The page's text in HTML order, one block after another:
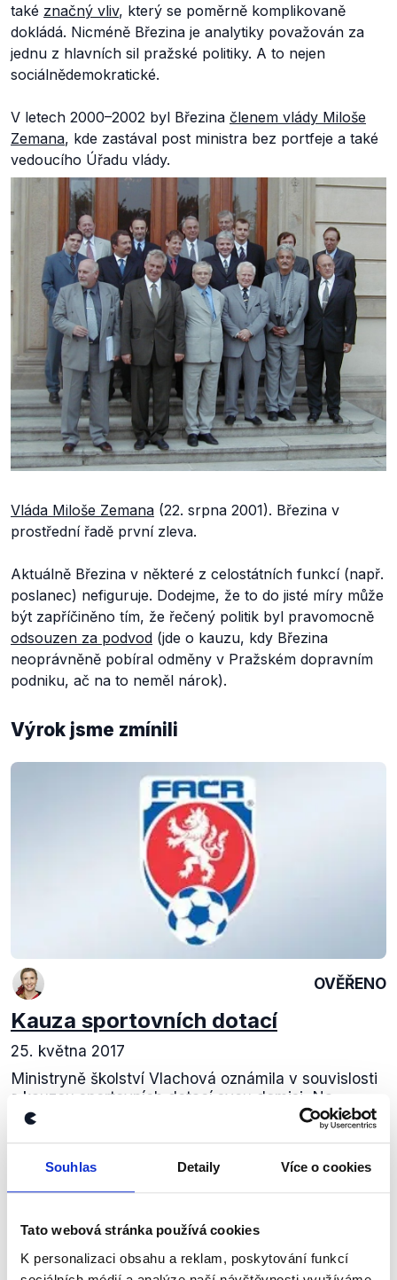
Souhlas Detaily Více o cookies
Tato webová stránka používá cookies
K personalizaci obsahu a reklam, poskytování funkcí
také značný vliv, který se poměrně komplikovaně
dokládá. Nicméně Březina je analytiky považován za
jednu z hlavních sil pražské politiky. A to nejen
sociálnědemokratické.
V letech 2000–2002 byl Březina členem vlády Miloše
Zemana, kde zastával post ministra bez portfeje a také
vedoucího Úřadu vlády.
Vláda Miloše Zemana (22. srpna 2001). Březina v
prostřední řadě první zleva.
Aktuálně Březina v některé z celostátních funkcí (např.
poslanec) nefiguruje. Dodejme, že to do jisté míry může
být zapříčiněno tím, že řečený politik byl pravomocně
odsouzen za podvod (jde o kauzu, kdy Březina
neoprávněně pobíral odměny v Pražském dopravním
podniku, ač na to neměl nárok).
Výrok jsme zmínili
OVĚŘENO
Kauza sportovních dotací
25. května 2017
Ministryně školství Vlachová oznámila v souvislosti
s kauzou sportovních dotací svou demisi. Na
začátku května zasahovala na jejím úřadu policie a
odvedla její náměstkyni Kratochvílovou. V...
Číst dál
Zůstaňme v kontaktu